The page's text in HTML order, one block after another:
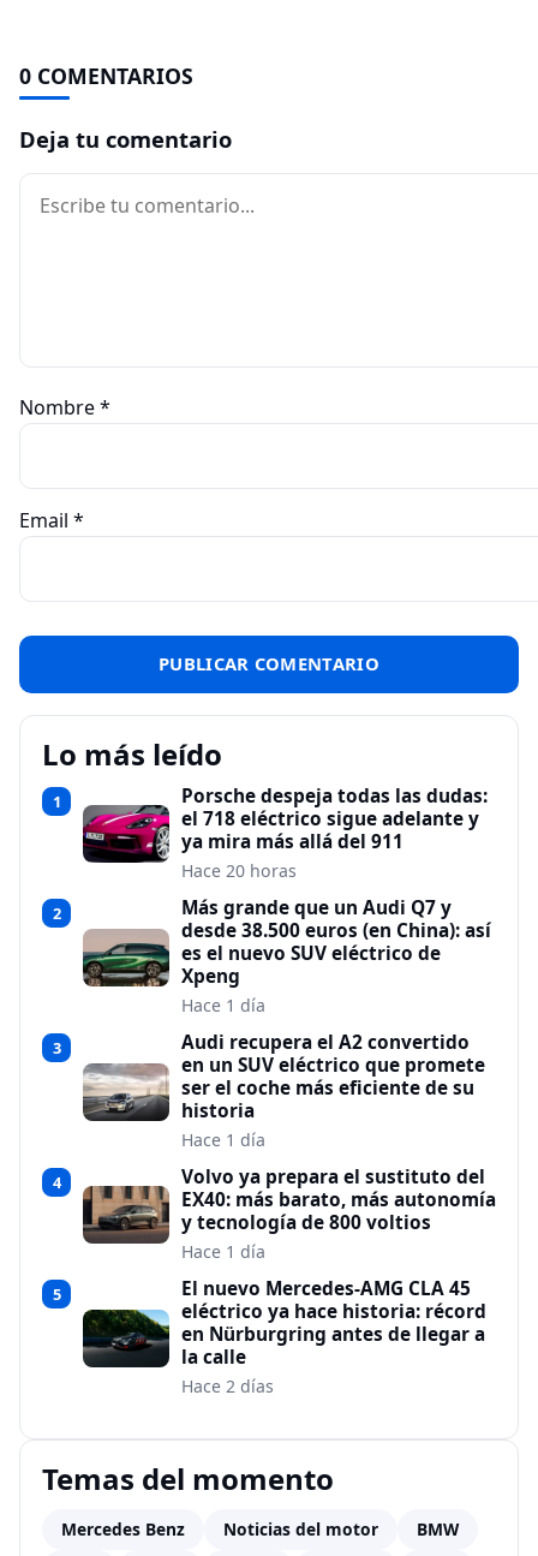
0 COMENTARIOS
Deja tu comentario
Comentario
Nombre*
Email *
Lo más leído
1
Porsche despeja todas las dudas:
el 718 eléctrico sigue adelante y
ya mira más allá del 911
Hace 20 horas
2
Más grande que un Audi Q7 y
desde 38.500 euros (en China): así
es el nuevo SUV eléctrico de
Xpeng
Hace 1 día
3
Audi recupera el A2 convertido
en un SUV eléctrico que promete
ser el coche más eficiente de su
historia
Hace 1 día
4
Volvo ya prepara el sustituto del
EX40: más barato, más autonomía
y tecnología de 800 voltios
Hace 1 día
5
El nuevo Mercedes-AMG CLA 45
eléctrico ya hace historia: récord
en Nürburgring antes de llegar a
la calle
Hace 2 días
Temas del momento
Mercedes Benz Noticias del motor BMW